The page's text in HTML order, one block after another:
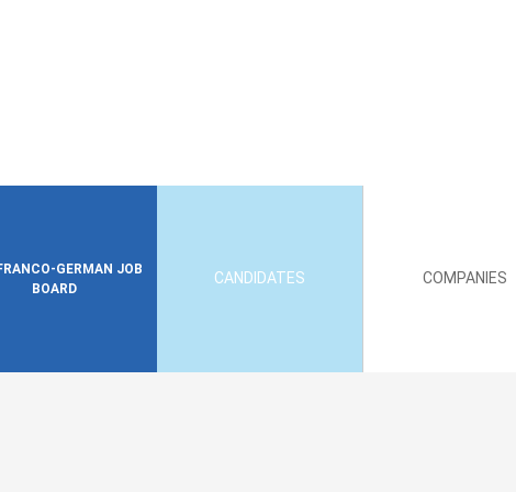
GERMAN JOB
BOARD
CANDIDATES COMPANIES